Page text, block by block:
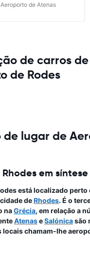
de Atenas
de carros
de Rodes
de lugar de
em síntese
está localizado perto
deRhodes. É o
naGrécia, em relação a
AtenaseSalónicasão
locais chamam-lhe